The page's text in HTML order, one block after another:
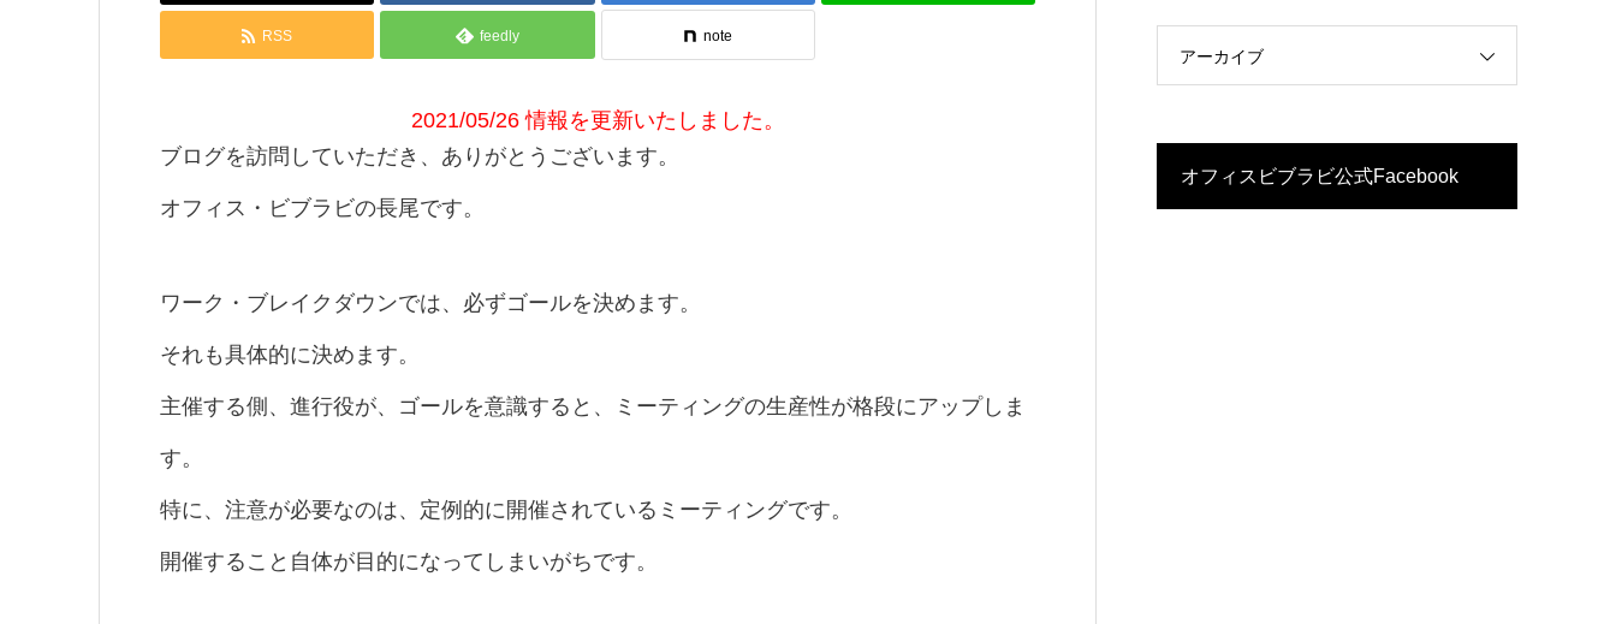
RSS feedly note
2021/05/26 情報を更新いたしました。
ブログを訪問していただき、ありがとうございます。
オフィス・ビブラビの長尾です。
ワーク・ブレイクダウンでは、必ずゴールを決めます。
それも具体的に決めます。
主催する側、進行役が、ゴールを意識すると、ミーティングの生産性が格段にアップしま
す。
特に、注意が必要なのは、定例的に開催されているミーティングです。
開催すること自体が目的になってしまいがちです。
アーカイブ
オフィスビブラビ公式Facebook